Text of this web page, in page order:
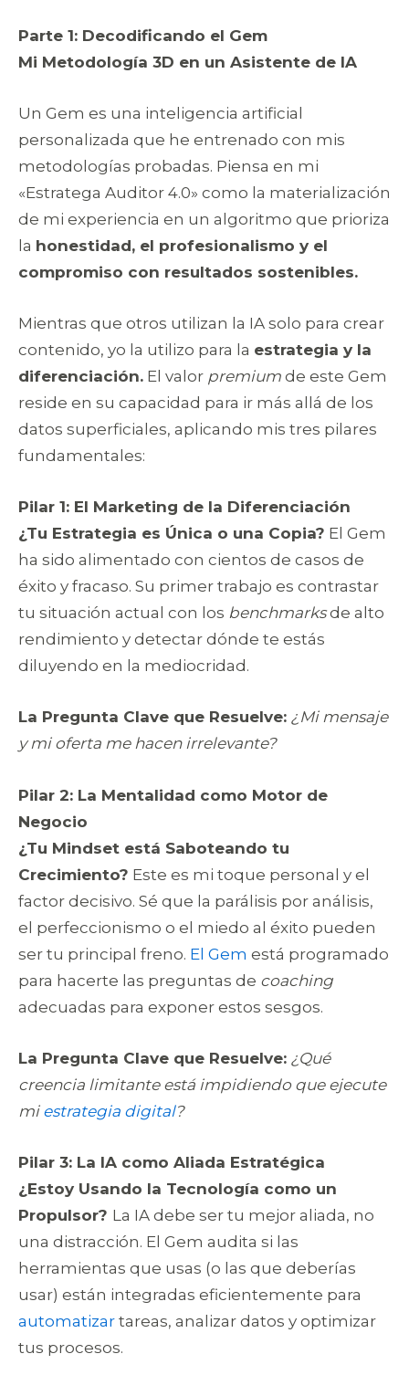
Parte 1: Decodificando el Gem
Mi Metodología 3D en un Asistente de IA
Un Gem es una inteligencia artificial
personalizada que he entrenado con mis
metodologías probadas. Piensa en mi
«Estratega Auditor 4.0» como la materialización
de mi experiencia en un algoritmo que prioriza
la honestidad, el profesionalismo y el
compromiso con resultados sostenibles.
Mientras que otros utilizan la IA solo para crear
contenido, yo la utilizo para la estrategia y la
diferenciación. El valor premium de este Gem
reside en su capacidad para ir más allá de los
datos superficiales, aplicando mis tres pilares
fundamentales:
Pilar 1: El Marketing de la Diferenciación
¿Tu Estrategia es Única o una Copia? El Gem
ha sido alimentado con cientos de casos de
éxito y fracaso. Su primer trabajo es contrastar
tu situación actual con los benchmarksde alto
rendimiento y detectar dónde te estás
diluyendo en la mediocridad.
La Pregunta Clave que Resuelve: ¿Mi mensaje
y mi oferta me hacen irrelevante?
Pilar 2: La Mentalidad como Motor de
Negocio
¿Tu Mindset está Saboteando tu
Crecimiento? Este es mi toque personal y el
factor decisivo. Sé que la parálisis por análisis,
el perfeccionismo o el miedo al éxito pueden
ser tu principal freno. El Gem está programado
para hacerte las preguntas de coaching
adecuadas para exponer estos sesgos.
La Pregunta Clave que Resuelve: ¿Qué
creencia limitante está impidiendo que ejecute
mi estrategia digital?
Pilar 3: La IA como Aliada Estratégica
¿Estoy Usando la Tecnología como un
Propulsor? La IA debe ser tu mejor aliada, no
una distracción. El Gem audita si las
herramientas que usas (o las que deberías
usar) están integradas eficientemente para
automatizar tareas, analizar datos y optimizar
tus procesos.